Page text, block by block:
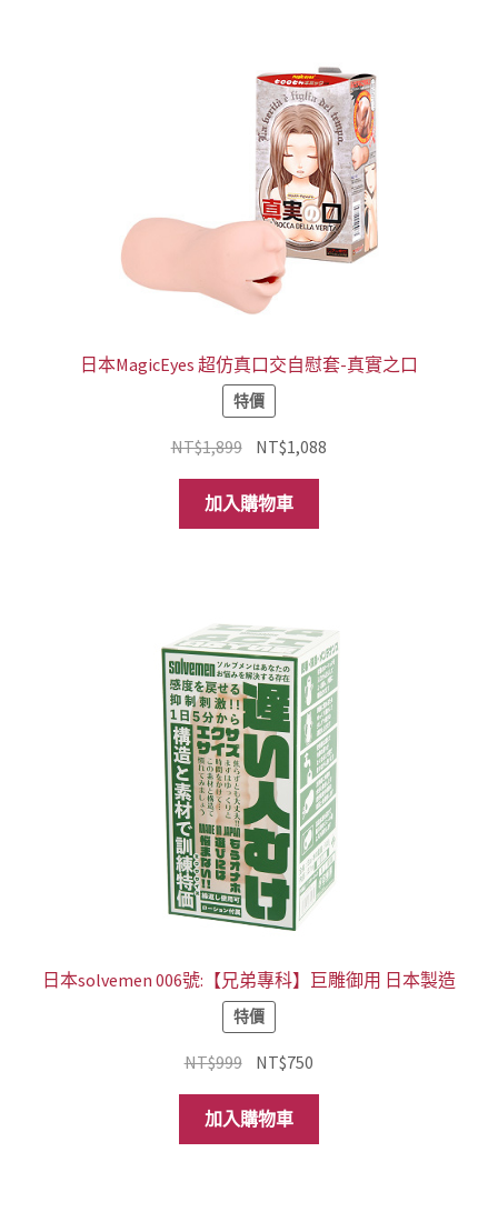
日本MagicEyes 超仿真口交自慰套-真實之口
特價
NT$1,899 原
價
格：
NT$1,088
加入購物車
日本solvemen 006號:【兄弟專科】巨雕御用 日本製造
特價
NT$999 原
始
價
格：
NT$750
前
格：
加入購物車